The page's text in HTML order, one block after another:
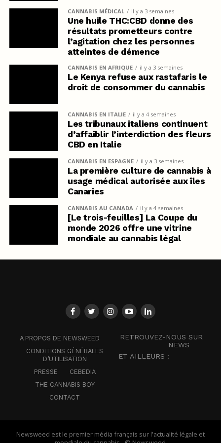
CANNABIS MÉDICAL il y a 3 semaines
Une huile THC:CBD donne des
résultats prometteurs contre
l’agitation chez les personnes
atteintes de démence
CANNABIS EN AFRIQUE il y a 3 semaines
Le Kenya refuse aux rastafaris le
droit de consommer du cannabis
CANNABIS EN ITALIE il y a 4 semaines
Les tribunaux italiens continuent
d’affaiblir l’interdiction des fleurs
CBD en Italie
CANNABIS EN ESPAGNE il y a 3 semaines
La première culture de cannabis à
usage médical autorisée aux îles
Canaries
CANNABIS AU CANADA il y a 4 semaines
[Le trois-feuilles] La Coupe du
monde 2026 offre une vitrine
mondiale au cannabis légal
A PROPOS DE NEWSWEED
CONDITIONS GÉNÉRALES
D’UTILISATION
PRESSE
CEBEDIA
THE CANNABIS BOY
CONTACT
RETROUVEZ-NOUS SUR
NEWS
ET AILLEURS :
Newsweed est le premier média français sur l'actualité légale et